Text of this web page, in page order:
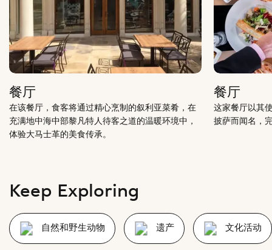
餐厅
在该餐厅，食客将通过精心烹制的叙利亚菜肴，在
充满地中海中部黎凡特人待客之道的温暖环境中，
体验大马士革的美食传承。
餐厅
这家餐厅以其
披萨而闻名，
Keep Exploring
自然和野生动物 遗产 文化活动